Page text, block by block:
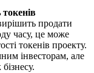
продати
часу, це може
токенів проекту.
інвесторам, але